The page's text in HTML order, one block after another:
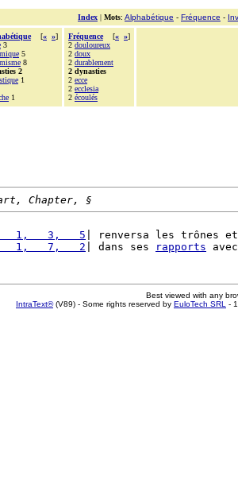
Index | Mots: Alphabétique - Fréquence -
[« »]
3
5
8
2
1
1
Fréquence [« »]
2 douloureux
2 doux
2 durablement
2 dynasties
2 ecce
2 ecclesia
2 écoulés
Chapter, §
1,   3,   5
| renversa les trônes
1,   7,   2
| dans ses rapports
Best viewed with any
IntraText®(V89) - Some rights reserved by EuloTech SRL -